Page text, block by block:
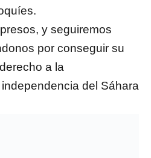
y seguiremos
por conseguir su
a la
del Sáhara